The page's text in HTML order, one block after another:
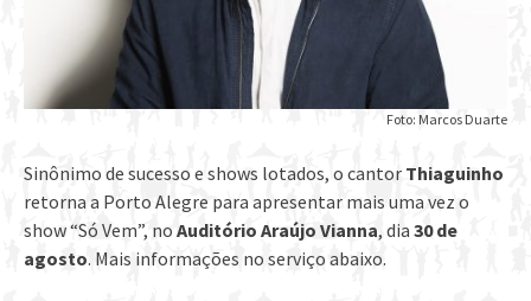
Foto: Marcos Duarte
Sinônimo de sucesso e shows lotados, o cantor Thiaguinho
retorna a Porto Alegre para apresentar mais uma vez o
show “Só Vem”, no Auditório Araújo Vianna, dia 30 de
agosto. Mais informações no serviço abaixo.